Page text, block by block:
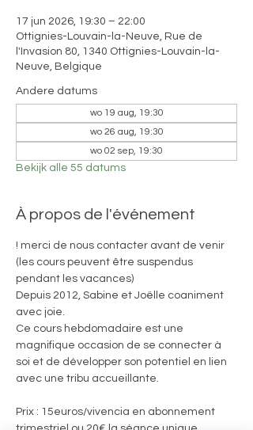
17 jun 2026, 19:30 – 22:00
Ottignies-Louvain-la-Neuve, Rue de
l'Invasion 80, 1340 Ottignies-Louvain-la-
Neuve, Belgique
Andere datums
wo 19 aug, 19:30
wo 26 aug, 19:30
wo 02 sep, 19:30
Bekijk alle 55 datums
À propos de l'événement
! merci de nous contacter avant de venir
(les cours peuvent être suspendus
pendant les vacances)
Depuis 2012, Sabine et Joëlle coaniment
avec joie.
Ce cours hebdomadaire est une
magnifique occasion de se connecter à
soi et de développer son potentiel en lien
avec une tribu accueillante.
Prix : 15euros/vivencia en abonnement